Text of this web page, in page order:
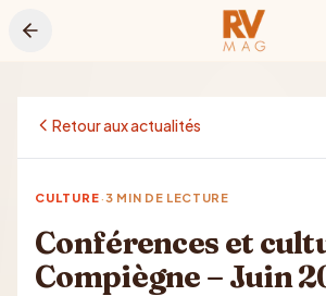
Retour aux actualités
CULTURE·3 MIN DE LECTURE
Conférences et
Compiègne – Juin